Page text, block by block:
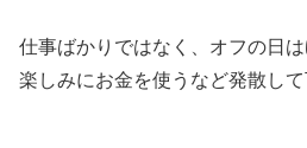
仕事ばかりではなく、オフの日は
楽しみにお金を使うなど発散して